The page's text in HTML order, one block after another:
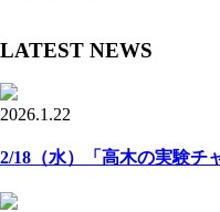
LATEST NEWS
2026.1.22
2/18（水）「高木の実験チ